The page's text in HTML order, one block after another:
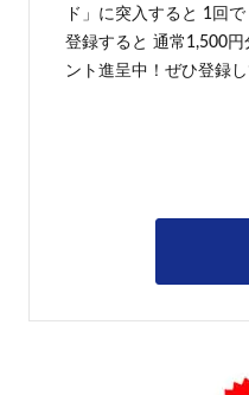
ド」に突入すると 1回
登録すると 通常1,500
ント進呈中！ぜひ登録